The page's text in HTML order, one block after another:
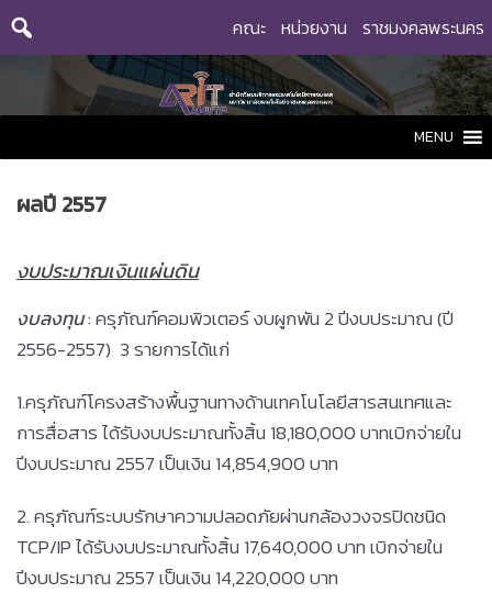
Skip
คณะ หน่วยงาน ราชมงคลพระนคร
MENU
ผลปี 2557
งบประมาณเงินแผ่นดิน
งบลงทุน: ครุภัณฑ์คอมพิวเตอร์ งบผูกพัน 2 ปีงบประมาณ (ปี
2556-2557) 3 รายการได้แก่
1.ครุภัณฑ์โครงสร้างพื้นฐานทางด้านเทคโนโลยีสารสนเทศและ
การสื่อสาร ได้รับงบประมาณทั้งสิ้น 18,180,000 บาทเบิกจ่ายใน
ปีงบประมาณ 2557 เป็นเงิน 14,854,900 บาท
2. ครุภัณฑ์ระบบรักษาความปลอดภัยผ่านกล้องวงจรปิดชนิด
TCP/IP ได้รับงบประมาณทั้งสิ้น 17,640,000 บาท เบิกจ่ายใน
ปีงบประมาณ 2557 เป็นเงิน 14,220,000 บาท